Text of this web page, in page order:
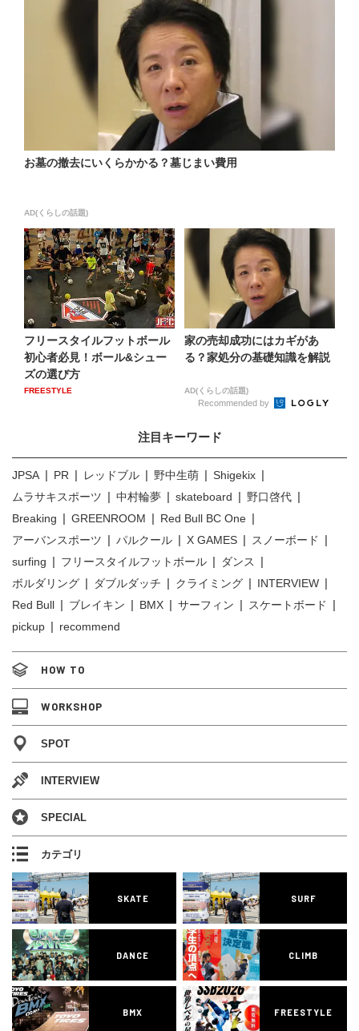
お墓の撤去にいくらかかる？墓じまい費用
AD(くらしの話題)
フリースタイルフットボール
初心者必見！ボール&シュー
ズの選び方
FREESTYLE
家の売却成功にはカギがあ
る？家処分の基礎知識を解説
AD(くらしの話題)
Recommended by
注目キーワード
JPSA PR レッドブル 野中生萌
Shigekix
ムラサキスポーツ
中村輪夢 skateboard
野口啓代
Breaking
GREENROOM
Red Bull BC One
アーバンスポーツ
パルクール X GAMES
スノーボード
surfing
フリースタイルフットボール
ダンス
ボルダリング
ダブルダッチ クライミング
INTERVIEW
Red Bull
ブレイキン BMX サーフィン
スケートボード
pickup
recommend
HOW TO
WORKSHOP
SPOT
INTERVIEW
SPECIAL
カテゴリ
SKATE SURF
DANCE CLIMB
BMX FREESTYLE